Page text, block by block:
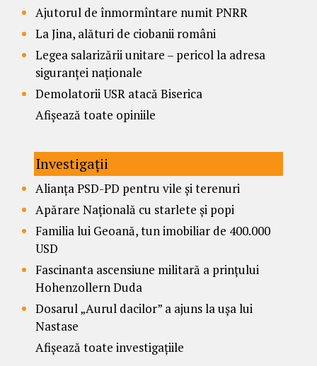
Ajutorul de înmormîntare numit PNRR
La Jina, alături de ciobanii români
Legea salarizării unitare – pericol la adresa
siguranței naționale
Demolatorii USR atacă Biserica
Afișează toate opiniile
Investigații
Alianța PSD-PD pentru vile și terenuri
Apărare Națională cu starlete și popi
Familia lui Geoană, tun imobiliar de 400.000
USD
Fascinanta ascensiune militară a prințului
Hohenzollern Duda
Dosarul „Aurul dacilor” a ajuns la ușa lui
Nastase
Afișează toate investigațiile